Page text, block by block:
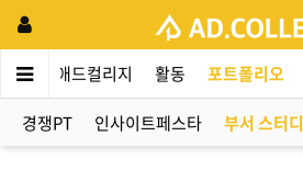
애드컬리지 활동 포트폴리오
경쟁PT 인사이트페스타 부서 스터디